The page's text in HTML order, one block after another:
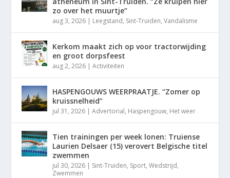
zo over het muurtje”
aug 3, 2026 | Leegstand, Sint-Truiden,Vandalisme
Kerkom maakt zich op voor tractorwijding
en groot dorpsfeest
aug 2, 2026 |Activiteiten
HASPENGOUWS WEERPRAATJE. “Zomer op
kruissnelheid”
jul 31, 2026 |Advertorial, Haspengouw, Het weer
Tien trainingen per week lonen: Truiense
Laurien Delsaer (15) verovert Belgische titel
zwemmen
jul 30, 2026 | Sint-Truiden, Sport,Wedstrijd,
Zwemmen